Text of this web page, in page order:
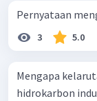
Pernyataan
3 5.0
Mengapa
hidrokarbon